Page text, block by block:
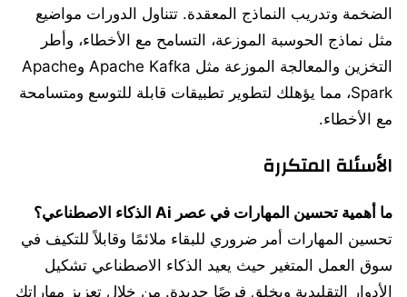
الضخمة وتدريب النماذج المعقدة. تتناول الدورات مواضيع
مثل نماذج الحوسبة الموزعة، التسامح مع الأخطاء، وأطر
التخزين والمعالجة الموزعة مثل Apache Kafka وApache
Spark، مما يؤهلك لتطوير تطبيقات قابلة للتوسع ومتسامحة
مع الأخطاء.
الأسئلة المتكررة
ما أهمية تحسين المهارات في عصر Ai
الذكاء الاصطناعي؟
تحسين المهارات أمر ضروري للبقاء ملائمًا وقابلاً للتكيف في
سوق العمل المتغير حيث يعيد الذكاء الاصطناعي تشكيل
الأدوار التقليدية ويخلق فرصًا جديدة. من خلال تعزيز مهاراتك